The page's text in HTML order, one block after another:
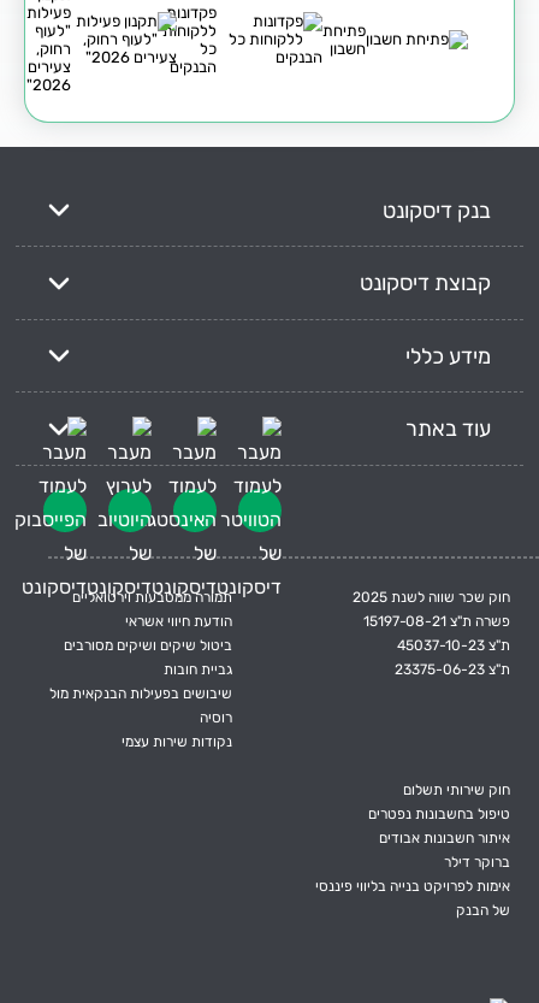
פתיחת
חשבון
פקדונות
ללקוחות
כל
הבנקים
פעילות
"לעוף
רחוק,
צעירים
2026"
בנק דיסקונט
קבוצת דיסקונט
מידע כללי
עוד באתר
חוק שכר שווה לשנת 2025
פשרה ת"צ 15197-08-21
ת"צ 45037-10-23
ת"צ 23375-06-23
תמורה ממטבעות וירטואליים
הודעת חיווי אשראי
ביטול שיקים ושיקים מסורבים
גביית חובות
שיבושים בפעילות הבנקאית מול
רוסיה
נקודות שירות עצמי
חוק שירותי תשלום
טיפול בחשבונות נפטרים
איתור חשבונות אבודים
ברוקר דילר
אימות לפרויקט בנייה בליווי פיננסי
של הבנק